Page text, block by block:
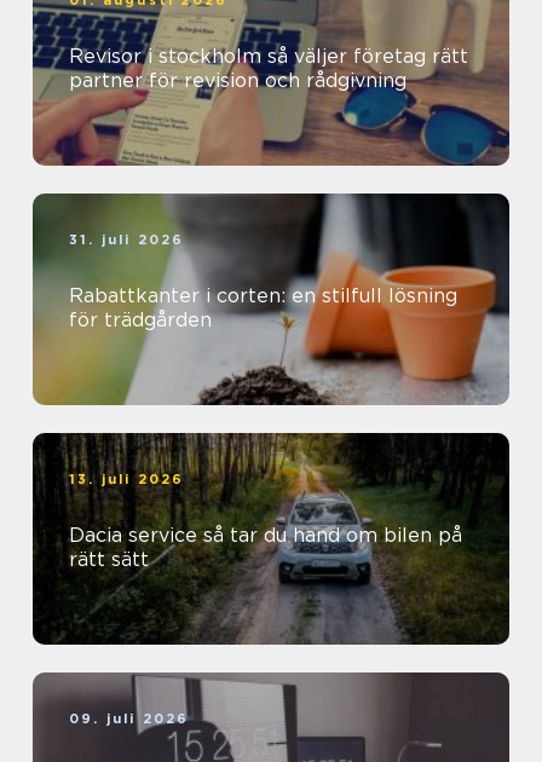
Revisor i stockholm så väljer företag rätt
partner för revision och rådgivning
31. juli 2026
Rabattkanter i corten: en stilfull lösning
för trädgården
13. juli 2026
Dacia service så tar du hand om bilen på
rätt sätt
09. juli 2026